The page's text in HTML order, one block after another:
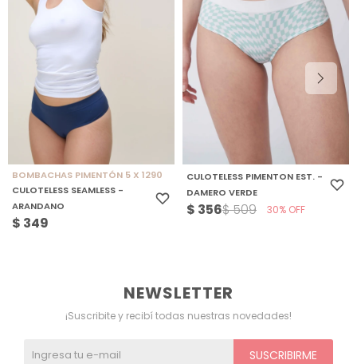
BOMBACHAS PIMENTÓN 5 X 1290
CULOTELESS SEAMLESS -
ARANDANO
$ 349
CULOTELESS PIMENTON EST. -
DAMERO VERDE
$ 356$509 30
NEWSLETTER
¡Suscribite y recibí todas nuestras novedades!
SUSCRIBIRME